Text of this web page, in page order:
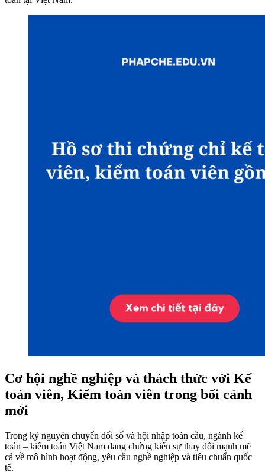
Cơ hội nghề nghiệp và thách thức với Kế
toán viên, Kiểm toán viên trong bối cảnh
mới
Trong kỷ nguyên chuyển đổi số và hội nhập toàn cầu, ngành kế
toán – kiểm toán Việt Nam đang chứng kiến sự thay đổi mạnh mẽ
cả về mô hình hoạt động, yêu cầu nghề nghiệp và tiêu chuẩn quốc
tế.